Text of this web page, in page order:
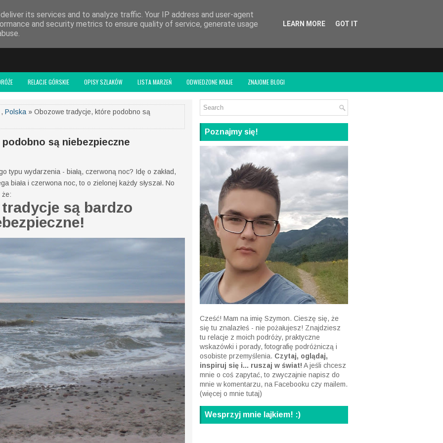
RELACJE GÓRSKIE OPISY SZLAKÓW LISTA MARZEŃ ODWIEDZONE KRAJE ZNAJOME BLOGI
Polska » Obozowe tradycje, które podobno są
są niebezpieczne
typu wydarzenia - białą, czerwoną noc? Idę o zakład,
biała i czerwona noc, to o zielonej każdy słyszał. No
że:
są bardzo
Poznajmy się!
Cześć! Mam na imię Szymon. Cieszę się, że
się tu znalazłeś - nie pożałujesz! Znajdziesz
tu relacje z moich podróży, praktyczne
wskazówki i porady, fotografię podróżniczą i
osobiste przemyślenia. Czytaj, oglądaj,
inspiruj się i... ruszaj w świat! A jeśli chcesz
mnie o coś zapytać, to zwyczajnie napisz do
mnie w komentarzu, na Facebooku czy mailem.
(więcej o mnie tutaj)
Wesprzyj mnie lajkiem! :)
its services and to analyze traffic. Your IP address and user-agent
and security metrics to ensure quality of service, generate usage
LEARN MORE GOT IT